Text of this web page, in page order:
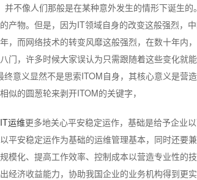
并不像人们那般是在某种意外发生的情形下诞生
产物。但是，因为IT领域自身的改变这般强烈，
，而网络技术的转变风靡这般强烈，在数十年内
门，许多时候大家误认为只需跟随着这些变化就
终意义显然不是思索ITOM自身，其核心意义是营
似的圆葱轮来剥开ITOM的关键字，
IT运维更多地关心平安稳定运作，基础是给予企业
平安稳定运作为基础的运维管理基本，同时还要
模化、提高工作效率、控制成本以营造专业性的
经济收益能力，协助我国企业的业务机构得到更